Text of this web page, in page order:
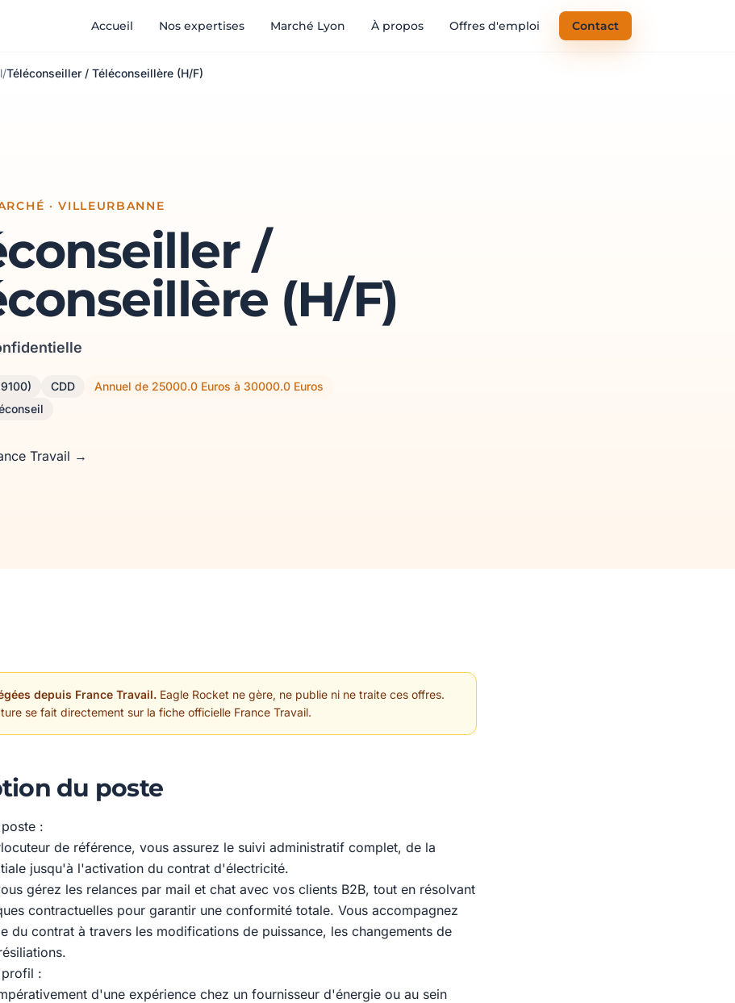
Accueil Nos expertises Marché Lyon À propos Offres d'emploi Contact
/Téléconseiller / Téléconseillère (H/F)
· VILLEURBANNE
/
(H/F)
CDD
Annuel de 25000.0 Euros à 30000.0 Euros
Travail →
depuis France Travail. Eagle Rocket ne gère, ne publie ni ne traite ces offres.
se fait directement sur la fiche officielle France Travail.
du poste
:
de référence, vous assurez le suivi administratif complet, de la
jusqu'à l'activation du contrat d'électricité.
gérez les relances par mail et chat avec vos clients B2B, tout en résolvant
contractuelles pour garantir une conformité totale. Vous accompagnez
du contrat à travers les modifications de puissance, les changements de
:
d'une expérience chez un fournisseur d'énergie ou au sein